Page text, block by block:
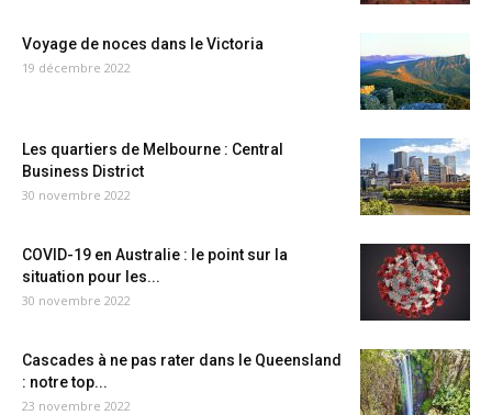
Voyage de noces dans le Victoria
19 décembre 2022
Les quartiers de Melbourne : Central
Business District
30 novembre 2022
COVID-19 en Australie : le point sur la
situation pour les...
30 novembre 2022
Cascades à ne pas rater dans le Queensland
: notre top...
23 novembre 2022